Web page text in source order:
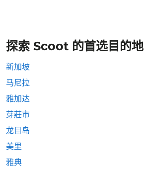
探索 Scoot 的首选目的地
新加坡
马尼拉
雅加达
芽莊市
龙目岛
美里
雅典